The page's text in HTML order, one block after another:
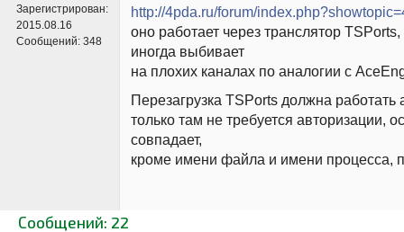
Зарегистрирован:
2015.08.16
Сообщений: 348
http://4pda.ru/forum/
оно работает через транслятор
иногда выбивает
на плохих каналах по аналогии с
Перезагрузка TSPorts должна работать
только там не требуется авторизации,
совпадает,
кроме имени файла и имени процесса,
Сообщений: 22